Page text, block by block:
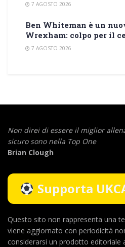
7 AGOSTO 2026
Ben Whiteman è un
Wrexham: colpo per il
7 AGOSTO 2026
Non direi di essere il miglior
sicuro sono nella Top One
Brian Clough
Supporta
Questo sito non rappresenta una
viene aggiornato con periodicità
considerarsi un prodotto editoriale